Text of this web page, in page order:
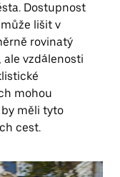
Dostupnost
lišit v
rovinatý
vzdálenosti
mohou
měli tyto
cest.